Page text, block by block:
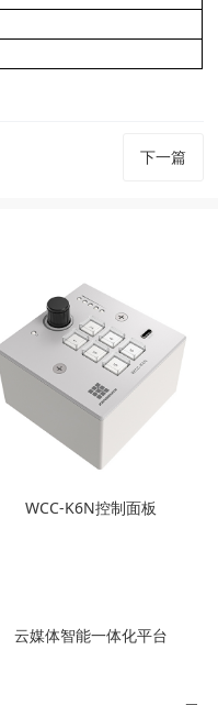
下一篇
WCC-K6N控制面板
云媒体智能一体化平台